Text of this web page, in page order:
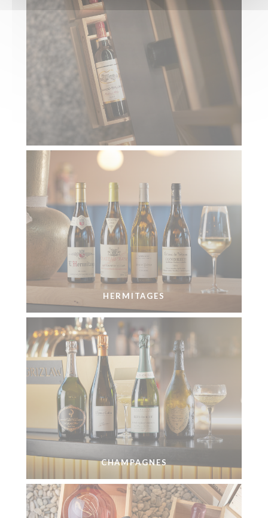
HERMITAGES
CHAMPAGNES